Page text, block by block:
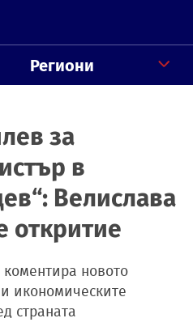
Региони
за
в
Велислава
откритие
новото
икономическите
страната